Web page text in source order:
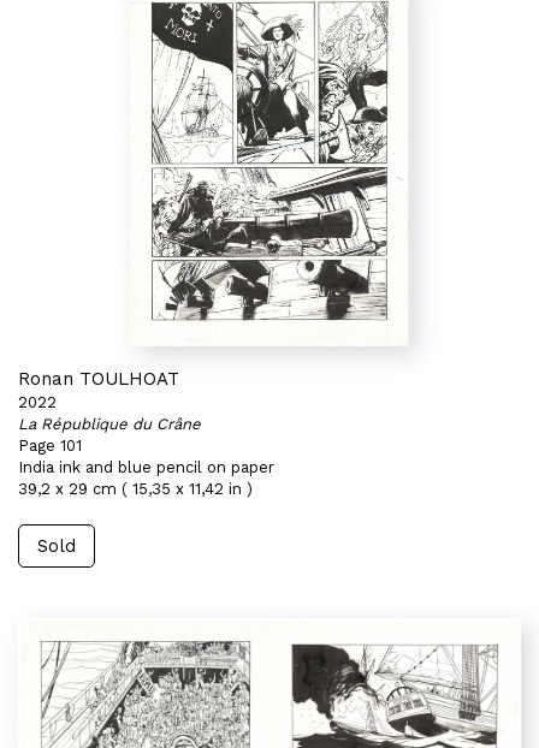
Ronan TOULHOAT
2022
La République du Crâne
Page 101
India ink and blue pencil on paper
39,2 x 29 cm ( 15,35 x 11,42 in )
Sold